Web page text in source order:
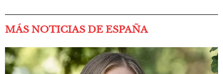
MÁS NOTICIAS DE ESPAÑA